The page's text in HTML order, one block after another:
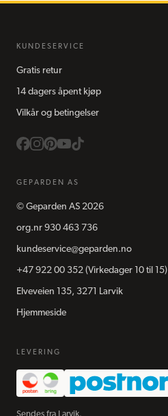
KUNDESERVICE
Gratis retur
14 dagers åpent kjøp
Vilkår og betingelser
GEPARDEN AS
© Geparden AS 2026
org.nr 930 463 736
kundeservice@geparden.no
+47 922 00 352 (Virkedager 10 til 15)
Elveveien 135, 3271 Larvik
Hjemmeside
LEVERING